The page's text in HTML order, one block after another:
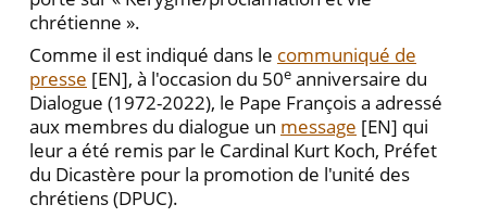
chrétienne ».
Comme il est indiqué dans le communiqué de
presse [EN], à l'occasion du 50e anniversaire du
Dialogue (1972-2022), le Pape François a adressé
aux membres du dialogue un message [EN] qui
leur a été remis par le Cardinal Kurt Koch, Préfet
du Dicastère pour la promotion de l'unité des
chrétiens (DPUC).